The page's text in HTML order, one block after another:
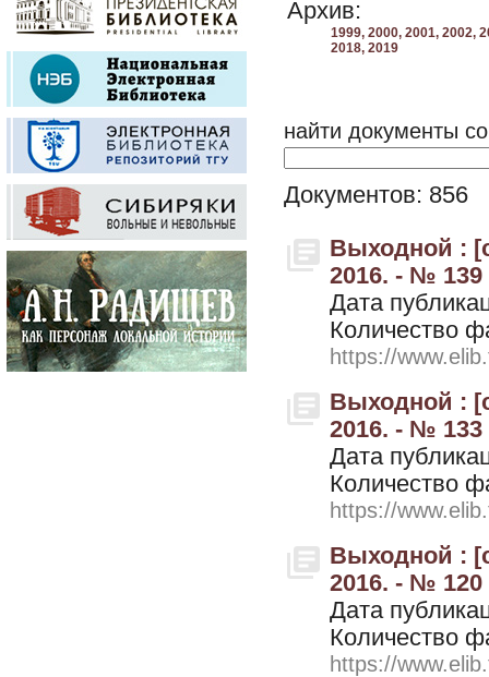
Архив:
1999, 2000, 2001, 2002,
2018, 2019
найти документы
Документов: 856
Выходной :
2016. - № 139
Дата
Количество
https://
Выходной :
2016. - № 133
Дата
Количество
https://
Выходной :
2016. - № 120
Дата
Количество
https://